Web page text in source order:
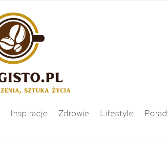
Inspiracje Zdrowie Lifestyle